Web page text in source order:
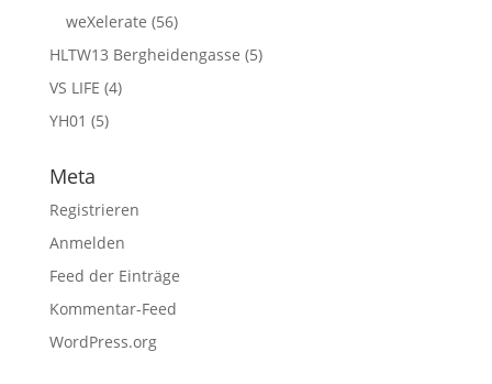
weXelerate (56)
HLTW13 Bergheidengasse (5)
VS LIFE (4)
YH01 (5)
Meta
Registrieren
Anmelden
Feed der Einträge
Kommentar-Feed
WordPress.org